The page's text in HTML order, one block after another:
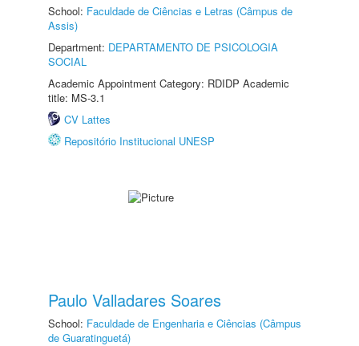
School: Faculdade de Ciências e Letras (Câmpus de
Assis)
Department: DEPARTAMENTO DE PSICOLOGIA
SOCIAL
Academic Appointment Category: RDIDP Academic
title: MS-3.1
CV Lattes
Repositório Institucional UNESP
Paulo Valladares Soares
School: Faculdade de Engenharia e Ciências (Câmpus
de Guaratinguetá)